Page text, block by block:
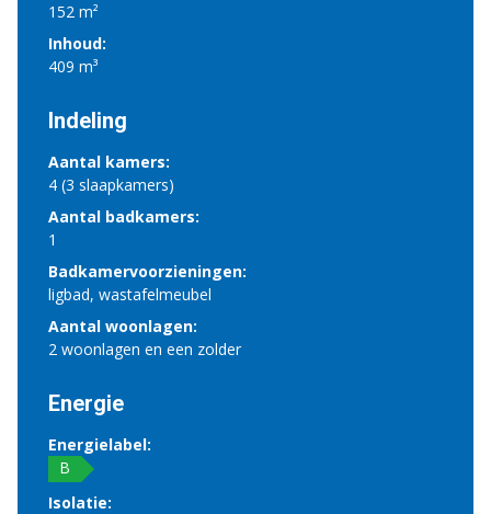
152 m²
Inhoud:
409 m³
Indeling
Aantal kamers:
4 (3 slaapkamers)
Aantal badkamers:
1
Badkamervoorzieningen:
ligbad, wastafelmeubel
Aantal woonlagen:
2 woonlagen en een zolder
Energie
Energielabel:
B
Isolatie: